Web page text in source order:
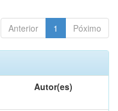
Anterior 1 Póximo
Autor(es)